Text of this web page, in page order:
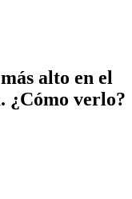
alto en el
¿Cómo verlo?